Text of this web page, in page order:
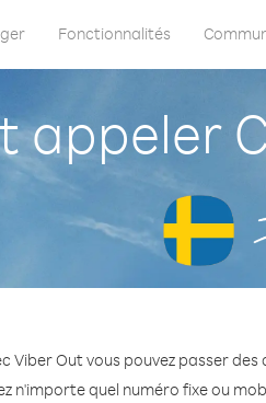
Fonctionnalités
appeler
Viber Out vous pouvez passer
n'importe quel numéro fixe ou